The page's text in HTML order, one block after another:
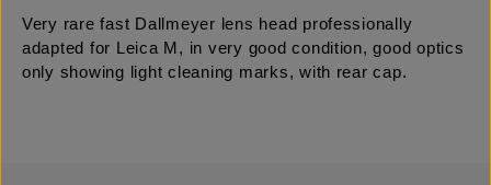
Very rare fast Dallmeyer lens head professionally
adapted for Leica M, in very good condition, good optics
only showing light cleaning marks, with rear cap.